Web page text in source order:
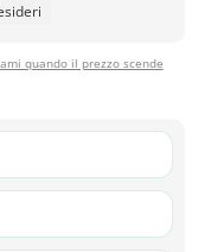
quando il prezzo scende